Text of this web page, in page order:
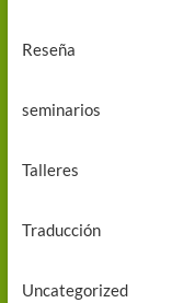
Reseña
seminarios
Talleres
Traducción
Uncategorized